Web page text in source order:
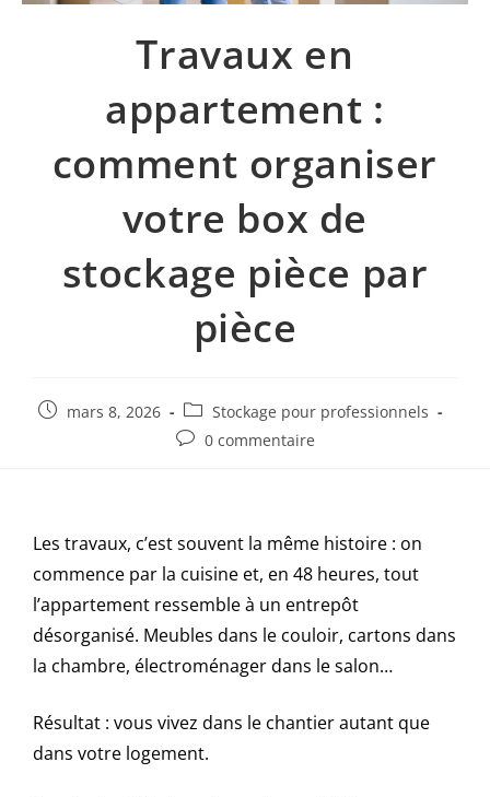
Travaux en
appartement :
comment organiser
votre box de
stockage pièce par
pièce
mars 8, 2026
Stockage pour professionnels
0 commentaire
Les travaux, c’est souvent la même histoire : on
commence par la cuisine et, en 48 heures, tout
l’appartement ressemble à un entrepôt
désorganisé. Meubles dans le couloir, cartons dans
la chambre, électroménager dans le salon…
Résultat : vous vivez dans le chantier autant que
dans votre logement.